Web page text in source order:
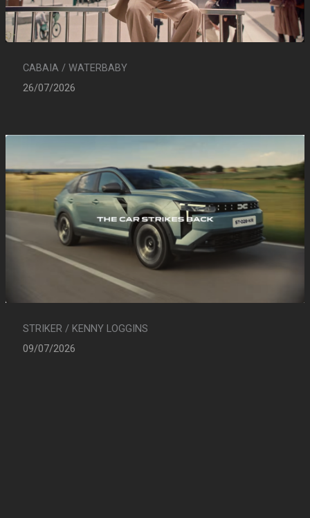
CABAIA / WATERBABY
26/07/2026
STRIKER / KENNY LOGGINS
09/07/2026